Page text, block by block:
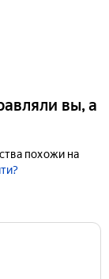
вы, а
похожи на